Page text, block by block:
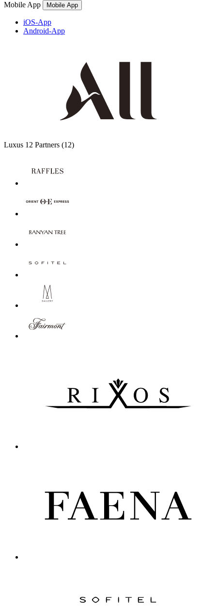
Mobile App Mobile App
iOS-App
Android-App
Luxus 12 Partners (12)